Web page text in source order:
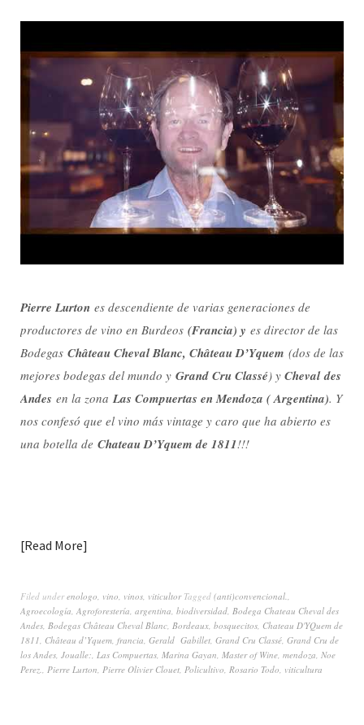
Pierre Lurton es descendiente de varias generaciones de
productores de vino en Burdeos (Francia) y es director de las
Bodegas Château Cheval Blanc, Château D’Yquem (dos de las
mejores bodegas del mundo y Grand Cru Classé) y Chevaldes
Andes en la zona Las Compuertas en Mendoza ( Argentina). Y
nos confesó que el vino más vintage y caro que ha abierto es
una botella de Chateau D’Yquem de 1811!!!
Read More
Filed underenologo vino vinos viticultor Tagged (anti)convencional.
Agroecología Agroforestería argentina biodiversidad Bodega Chateau Cheval des
Andes Bodegas Château Cheval Blanc Bordeaux bosquecitos Chateau D'YQuem de
1811 Château d’Yquem francia Gerald Gabillet Grand Cru Classé Grand Cru de
los Andes Joualle: Las Compuertas Marina Gayan Master of Wine mendoza Noe
Perez.
Pierre Lurton Pierre Olivier Clouet Policultivo Rosario Todo viticultura